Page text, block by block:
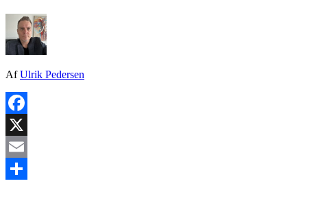
AfUlrik Pedersen
Facebook
X
Email